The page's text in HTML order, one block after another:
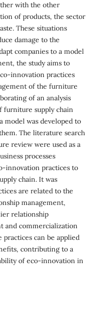
with the other
of products, the sector
These situations
damage to the
companies to a model
the study aims to
innovation practices
of the furniture
of an analysis
furniture supply chain
model was developed to
The literature search
review were used as a
processes
innovation practices to
chain. It was
are related to the
management,
relationship
and commercialization
can be applied
contributing to a
of eco-innovation in